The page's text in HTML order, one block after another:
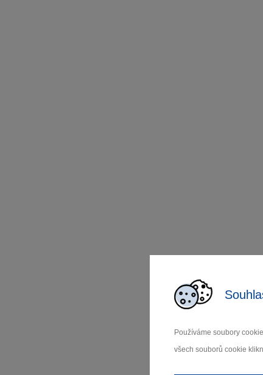
Používáme soubory
všech souborů cookie